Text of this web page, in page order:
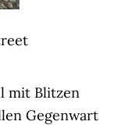
mit Blitzen
Gegenwart